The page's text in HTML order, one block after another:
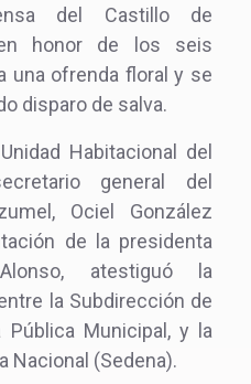
del Castillo de
honor de los seis
una ofrenda floral y se
disparo de salva.
Habitacional del
general del
Ociel González
de la presidenta
atestiguó la
la Subdirección de
Pública Municipal, y la
Nacional (Sedena).